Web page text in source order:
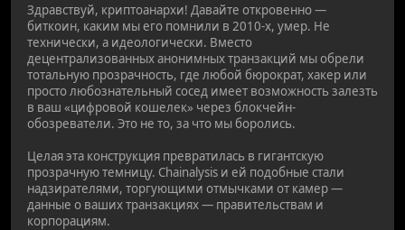
Здравствуй, криптоанархи! Давайте откровенно —
биткоин, каким мы его помнили в 2010-х, умер. Не
технически, а идеологически. Вместо
децентрализованных анонимных транзакций мы обрели
тотальную прозрачность, где любой бюрократ, хакер или
просто любознательный сосед имеет возможность залезть
в ваш «цифровой кошелек» через блокчейн-
обозреватели. Это не то, за что мы боролись.
Целая эта конструкция превратилась в гигантскую
прозрачную темницу. Chainalysis и ей подобные стали
надзирателями, торгующими отмычками от камер —
данные о ваших транзакциях — правительствам и
корпорациям.